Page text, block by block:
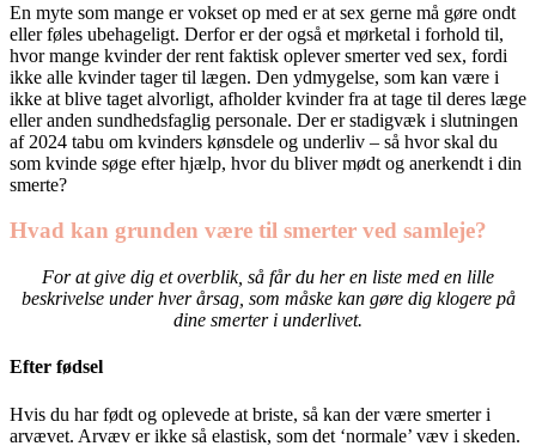
En myte som mange er vokset op med er at sex gerne må gøre ondt
eller føles ubehageligt. Derfor er der også et mørketal i forhold til,
hvor mange kvinder der rent faktisk oplever smerter ved sex, fordi
ikke alle kvinder tager til lægen. Den ydmygelse, som kan være i
ikke at blive taget alvorligt, afholder kvinder fra at tage til deres læge
eller anden sundhedsfaglig personale. Der er stadigvæk i slutningen
af 2024 tabu om kvinders kønsdele og underliv – så hvor skal du
som kvinde søge efter hjælp, hvor du bliver mødt og anerkendt i din
smerte?
Hvad kan grunden være til smerter ved samleje?
For at give dig et overblik, så får du her en liste med en lille
beskrivelse under hver årsag, som måske kan gøre dig klogere på
dine smerter i underlivet.
Efter fødsel
Hvis du har født og oplevede at briste, så kan der være smerter i
arvævet. Arvæv er ikke så elastisk, som det ‘normale’ væv i skeden.